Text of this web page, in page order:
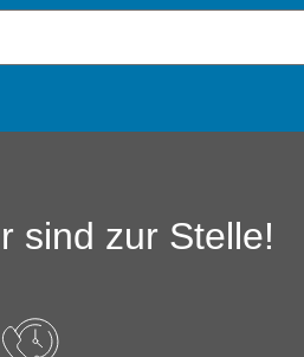
sind zur Stelle!